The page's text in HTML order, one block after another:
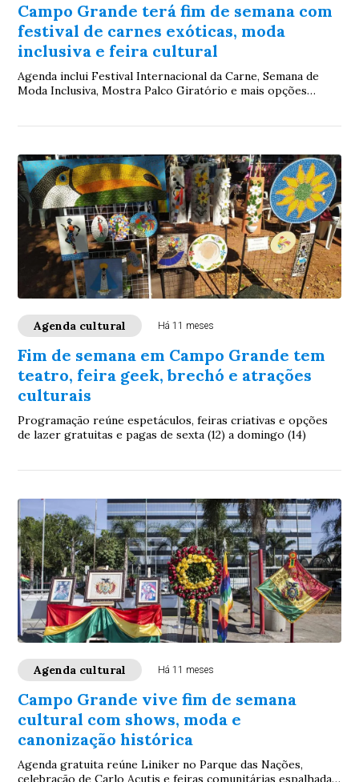
Campo Grande terá fim de semana com
festival de carnes exóticas, moda
inclusiva e feira cultural
Agenda inclui Festival Internacional da Carne, Semana de
Moda Inclusiva, Mostra Palco Giratório e mais opções
Agenda cultural Há 11 meses
Fim de semana em Campo Grande tem
teatro, feira geek, brechó e atrações
culturais
Programação reúne espetáculos, feiras criativas e opções
de lazer gratuitas e pagas de sexta (12) a domingo (14)
Agenda cultural Há 11 meses
Campo Grande vive fim de semana
cultural com shows, moda e
canonização histórica
Agenda gratuita reúne Liniker no Parque das Nações,
celebração de Carlo Acutis e feiras comunitárias espalhadas